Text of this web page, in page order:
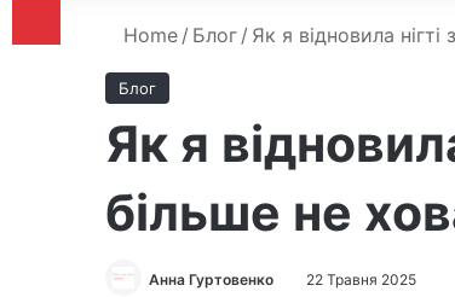
Home / Блог / Як я відновила
Блог
Як я
більше не
Анна Гуртовенко 22 Травня 2025